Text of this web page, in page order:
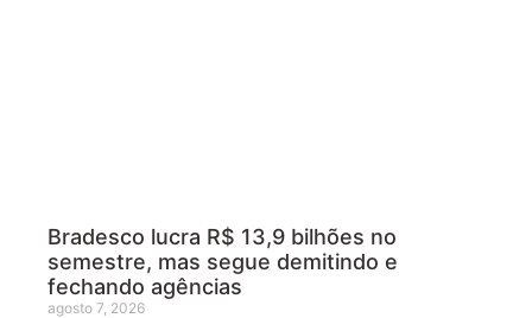
Bradesco lucra R$ 13,9 bilhões no
semestre, mas segue demitindo e
fechando agências
agosto 7, 2026